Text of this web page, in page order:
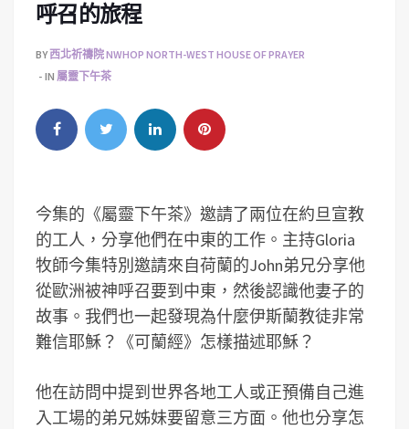
呼召的旅程
BY西北祈禱院 NWHOP NORTH-WEST HOUSE OF PRAYER
IN 屬靈下午茶
今集的《屬靈下午茶》邀請了兩位在約旦宣教
的工人，分享他們在中東的工作。主持Gloria
牧師今集特別邀請來自荷蘭的John弟兄分享他
從歐洲被神呼召要到中東，然後認識他妻子的
故事。我們也一起發現為什麼伊斯蘭教徒非常
難信耶穌？《可蘭經》怎樣描述耶穌？
他在訪問中提到世界各地工人或正預備自己進
入工場的弟兄姊妹要留意三方面。他也分享怎